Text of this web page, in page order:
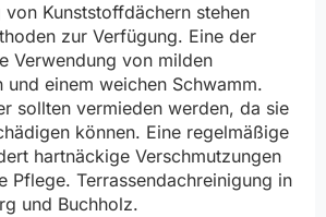
von Kunststoffdächern stehen
zur Verfügung. Eine der
Verwendung von milden
und einem weichen Schwamm.
sollten vermieden werden, da sie
können. Eine regelmäßige
hartnäckige Verschmutzungen
Pflege. Terrassendachreinigung in
und Buchholz.